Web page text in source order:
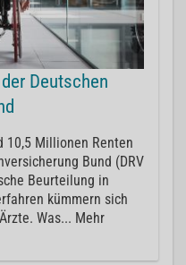
Deutschen
10,5 Millionen Renten
Bund (DRV
Beurteilung in
kümmern sich
Was... Mehr